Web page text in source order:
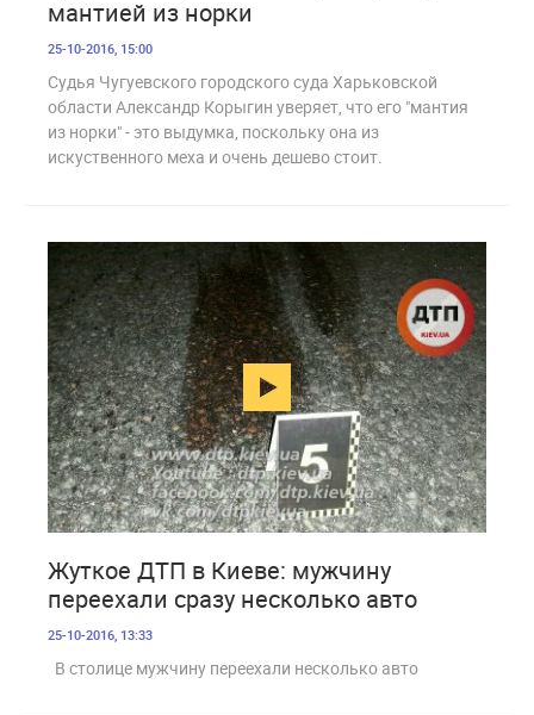
мантией из норки
25-10-2016, 15:00
Судья Чугуевского городского суда Харьковской
области Александр Корыгин уверяет, что его "мантия
из норки" - это выдумка, поскольку она из
искуственного меха и очень дешево стоит.
Жуткое ДТП в Киеве: мужчину
переехали сразу несколько авто
25-10-2016, 13:33
В столице мужчину переехали несколько авто